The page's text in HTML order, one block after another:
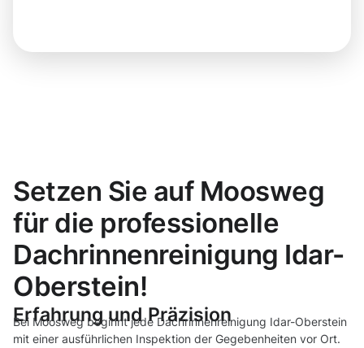
Setzen Sie auf Moosweg
für die professionelle
Dachrinnenreinigung Idar-
Oberstein!
Erfahrung und Präzision
Bei Moosweg beginnt jede Dachrinnenreinigung Idar-Oberstein
mit einer ausführlichen Inspektion der Gegebenheiten vor Ort.